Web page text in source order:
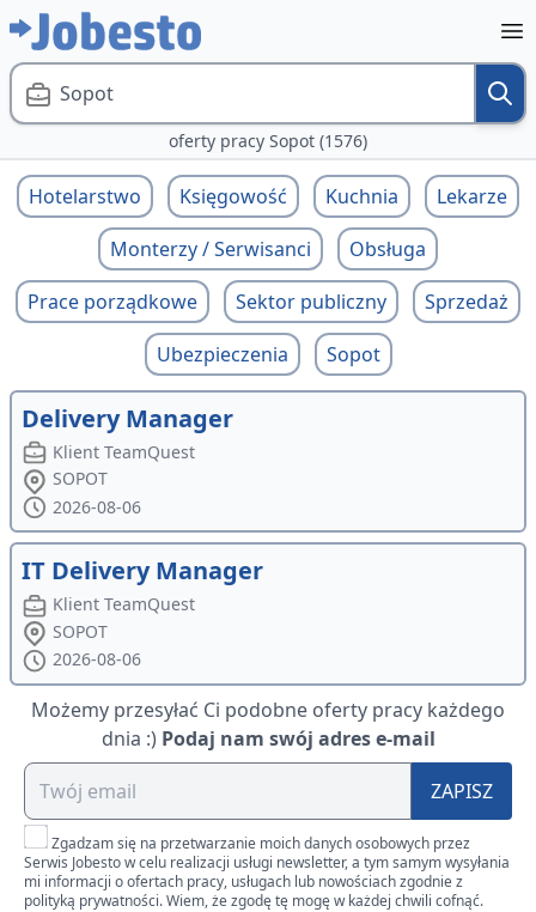
Sopot
oferty pracy Sopot (1576)
Hotelarstwo Księgowość Kuchnia
Lekarze
Monterzy / Serwisanci
Obsługa
Prace porządkowe
Sektor publiczny
Sprzedaż
Ubezpieczenia
Sopot
Delivery Manager
Klient TeamQuest
SOPOT
2026-08-06
IT Delivery Manager
Klient TeamQuest
SOPOT
2026-08-06
Możemy przesyłać Ci podobne oferty pracy każdego
dnia :) Podaj nam swój adres e-mail
ZAPISZ
Zgadzam się na przetwarzanie moich danych osobowych przez
Serwis Jobesto w celu realizacji usługi newsletter, a tym samym wysyłania
mi informacji o ofertach pracy, usługach lub nowościach zgodnie z
polityką prywatności. Wiem, że zgodę tę mogę w każdej chwili cofnąć.